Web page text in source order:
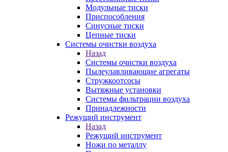
Модульные тиски
Приспособления
Синусные тиски
Цепные тиски
Системы очистки воздуха
Назад
Системы очистки воздуха
Пылеулавливающие агрегаты
Стружкоотсосы
Вытяжные установки
Системы фильтрации воздуха
Принадлежности
Режущий инструмент
Назад
Режущий инструмент
Ножи по металлу